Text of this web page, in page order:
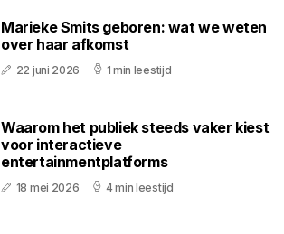
Marieke Smits geboren: wat we weten
over haar afkomst
22 juni 2026 1 min leestijd
Waarom het publiek steeds vaker kiest
voor interactieve
entertainmentplatforms
18 mei 2026 4 min leestijd